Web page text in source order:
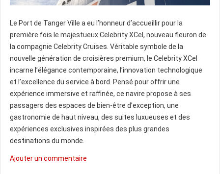
Le Port de Tanger Ville a eu l’honneur d’accueillir pour la
première fois le majestueux Celebrity XCel, nouveau fleuron de
la compagnie Celebrity Cruises. Véritable symbole de la
nouvelle génération de croisières premium, le Celebrity XCel
incarne l’élégance contemporaine, l’innovation technologique
et l’excellence du service à bord. Pensé pour offrir une
expérience immersive et raffinée, ce navire propose à ses
passagers des espaces de bien-être d’exception, une
gastronomie de haut niveau, des suites luxueuses et des
expériences exclusives inspirées des plus grandes
destinations du monde.
Ajouter un commentaire